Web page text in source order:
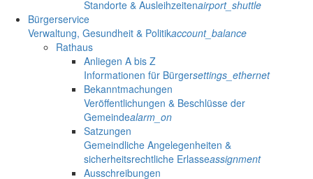
Standorte & Ausleihzeitenairport_shuttle
Bürgerservice
Verwaltung, Gesundheit & Politikaccount_balance
Rathaus
Anliegen A bis Z
Informationen für Bürgersettings_ethernet
Bekanntmachungen
Veröffentlichungen & Beschlüsse der
Gemeindealarm_on
Satzungen
Gemeindliche Angelegenheiten &
sicherheitsrechtliche Erlasseassignment
Ausschreibungen